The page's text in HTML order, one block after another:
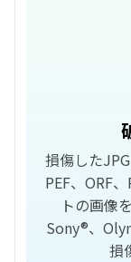
損傷したJPG
PEF、ORF
トの画像
Sony®、
損